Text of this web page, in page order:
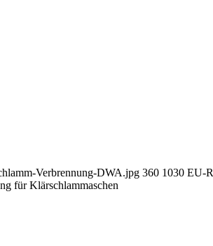
Verbrennung-DWA.jpg 360 1030 EU-R
für Klärschlammaschen